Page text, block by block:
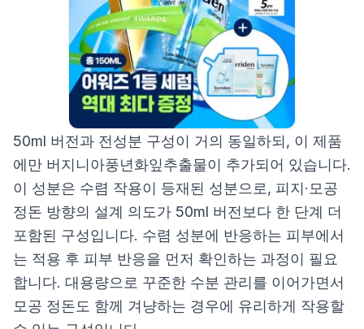
50ml 버전과 전성분 구성이 거의 동일하되, 이 제품
에만 버지니아풍년화잎추출물이 추가되어 있습니다.
이 성분은 수렴 작용이 등재된 성분으로, 피지·모공
정돈 방향의 설계 의도가 50ml 버전보다 한 단계 더
포함된 구성입니다. 수렴 성분에 반응하는 피부에서
는 적용 후 피부 반응을 먼저 확인하는 과정이 필요
합니다. 대용량으로 꾸준한 수분 관리를 이어가면서
모공 정돈도 함께 겨냥하는 경우에 유리하게 작용할